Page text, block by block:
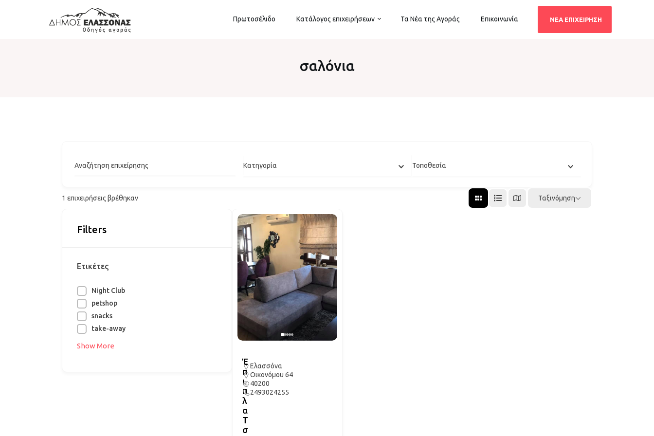
Πρωτοσέλιδο Κατάλογος επιχειρήσεων Τα Νέα της Αγοράς Επικοινωνία ΝΕΑ ΕΠΙΧΕΙΡΗΣΗ
σαλόνια
Αναζήτηση επιχείρησης Κατηγορία Τοποθεσία
1 επιχειρήσεις βρέθηκαν Ταξινόμηση
Filters
Ετικέτες
Night Club
petshop
snacks
take-away
Show More
Έ
π
ι
π
λ
α
Τ
σ
Ελασσόνα
Οικονόμου 64
40200
2493024255